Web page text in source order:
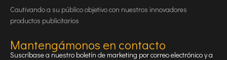
Cautivando a su público objetivo con nuestros innovadores
productos publicitarios
Mantengámonos en contacto
Suscríbase a nuestro boletín de marketing por correo electrónico y a